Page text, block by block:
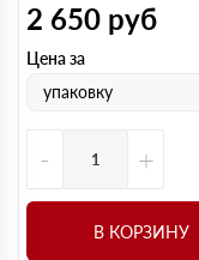
2 650 руб
Цена за
упаковку
- +
В КОРЗИНУ